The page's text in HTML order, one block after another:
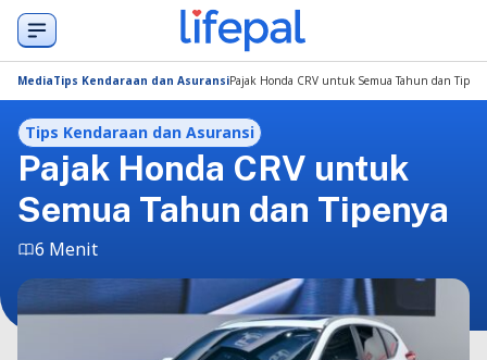
MediaTips Kendaraan dan AsuransiPajak Honda CRV untuk Semua Tahun dan
Tips Kendaraan dan Asuransi
Pajak Honda CRV untuk
Semua Tahun dan Tipenya
6 Menit